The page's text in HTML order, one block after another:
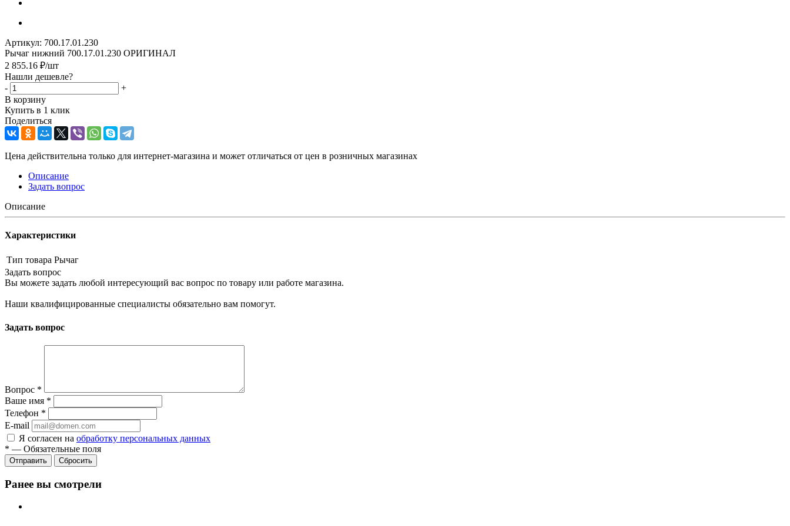
Артикул: 700.17.01.230
Рычаг нижний 700.17.01.230 ОРИГИНАЛ
2 855.16 ₽/шт
Нашли дешевле?
-
+
В корзину
Купить в 1 клик
Поделиться
Цена действительна только для интернет-магазина и может отличаться от цен в розничных магазинах
Описание
Задать вопрос
Описание
Характеристики
Тип товара Рычаг
Задать вопрос
Вы можете задать любой интересующий вас вопрос по товару или работе магазина.
Наши квалифицированные специалисты обязательно вам помогут.
Задать вопрос
Вопрос *
Ваше имя *
Телефон *
E-mail
Я согласен на обработку персональных данных
* — Обязательные поля
Сбросить
Ранее вы смотрели